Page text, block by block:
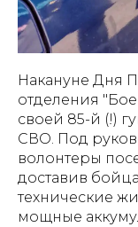
Накануне Дня
отделения
своей 85-й (!)
СВО. Под
волонтеры
доставив
технические
мощные